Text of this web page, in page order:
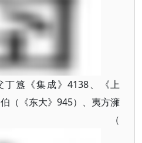
丁簋《集成》4138、《上
（《东大》945）、夷方澭
（